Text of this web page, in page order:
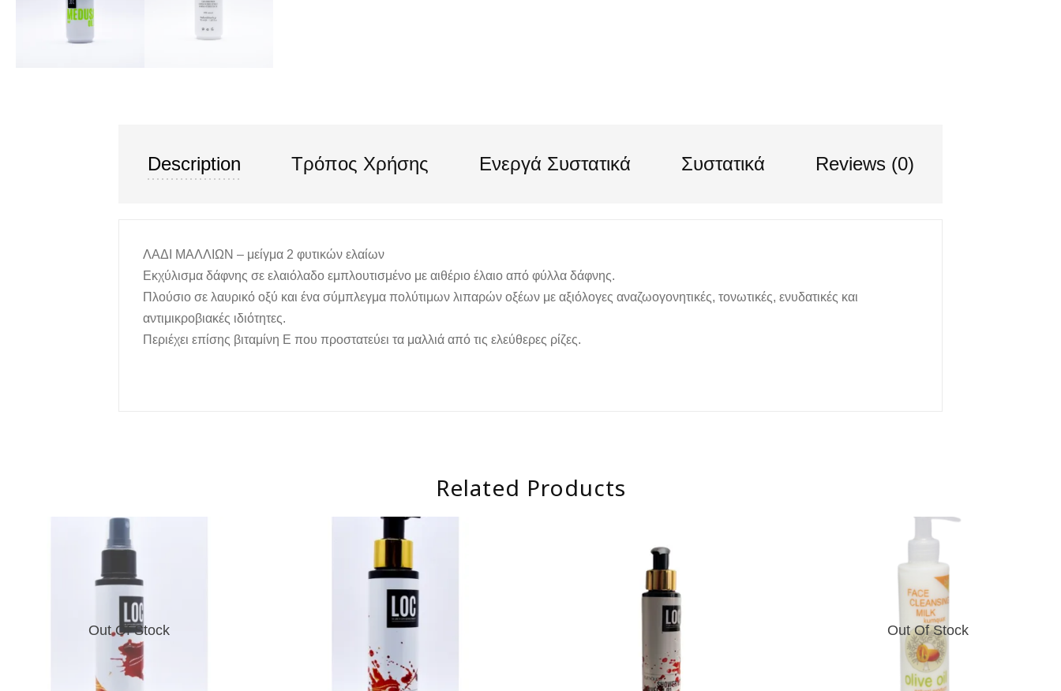
Description Τρόπος Χρήσης Ενεργά Συστατικά Συστατικά Reviews (0)
ΛΑΔΙ ΜΑΛΛΙΩΝ – μείγμα 2 φυτικών ελαίων
Εκχύλισμα δάφνης σε ελαιόλαδο εμπλουτισμένο με αιθέριο έλαιο από φύλλα δάφνης.
Πλούσιο σε λαυρικό οξύ και ένα σύμπλεγμα πολύτιμων λιπαρών οξέων με αξιόλογες αναζωογονητικές, τονωτικές, ενυδατικές και
αντιμικροβιακές ιδιότητες.
Περιέχει επίσης βιταμίνη Ε που προστατεύει τα μαλλιά από τις ελεύθερες ρίζες.
Related Products
Out Of Stock Out Of Stock